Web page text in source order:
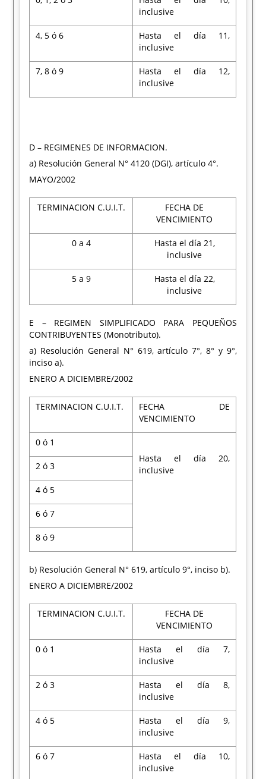
inclusive
4, 5 ó 6
Hasta el día 11,
inclusive
7, 8 ó 9
Hasta el día 12,
inclusive
D – REGIMENES DE INFORMACION.
a) Resolución General N° 4120 (DGI), artículo 4°.
MAYO/2002
TERMINACION C.U.I.T.
FECHA DE
VENCIMIENTO
0 a 4
Hasta el día 21,
inclusive
5 a 9
Hasta el día 22,
inclusive
E – REGIMEN SIMPLIFICADO PARA PEQUEÑOS
CONTRIBUYENTES (Monotributo).
a) Resolución General N° 619, artículo 7°, 8° y 9°,
inciso a).
ENERO A DICIEMBRE/2002
TERMINACION C.U.I.T.
FECHA DE
VENCIMIENTO
0 ó 1
Hasta el día 20,
inclusive
2 ó 3
4 ó 5
6 ó 7
8 ó 9
b) Resolución General N° 619, artículo 9°, inciso b).
ENERO A DICIEMBRE/2002
TERMINACION C.U.I.T.
FECHA DE
VENCIMIENTO
0 ó 1
Hasta el día 7,
inclusive
2 ó 3
Hasta el día 8,
inclusive
4 ó 5
Hasta el día 9,
inclusive
6 ó 7
Hasta el día 10,
inclusive